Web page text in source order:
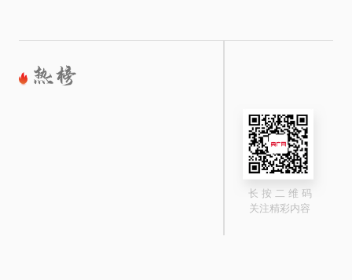
长 按 二 维 码
关注精彩内容